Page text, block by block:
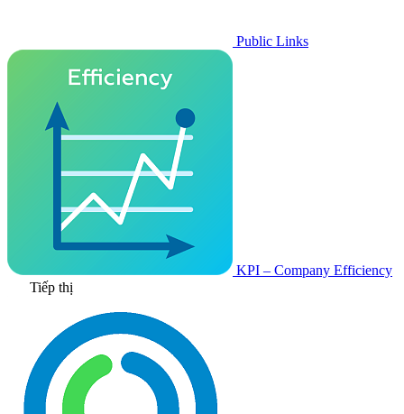
Public Links
KPI – Company Efficiency
Tiếp thị